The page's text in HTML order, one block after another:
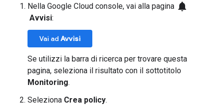
Nella Google Cloud console, vai alla pagina notifications
Avvisi:
Vai ad Avvisi
Se utilizzi la barra di ricerca per trovare questa
pagina, seleziona il risultato con il sottotitolo
Monitoring.
Seleziona Crea policy.